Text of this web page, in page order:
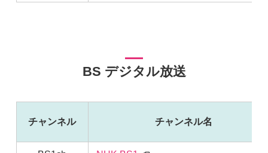
BS デジタル放送
チャンネル チャンネル名